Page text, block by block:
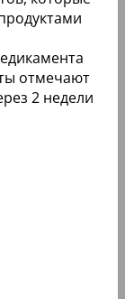
отмечают
2 недели